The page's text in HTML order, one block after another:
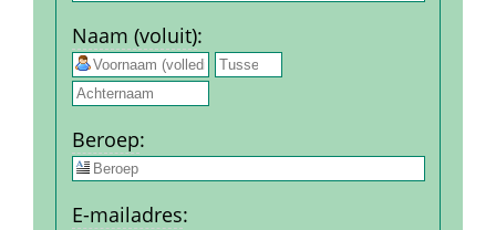
Naam (voluit):
Beroep:
E-mail­adres: